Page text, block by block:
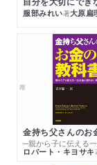
服部みれい著大原扁
金持ち父さんのお
ロバート・キヨサキ